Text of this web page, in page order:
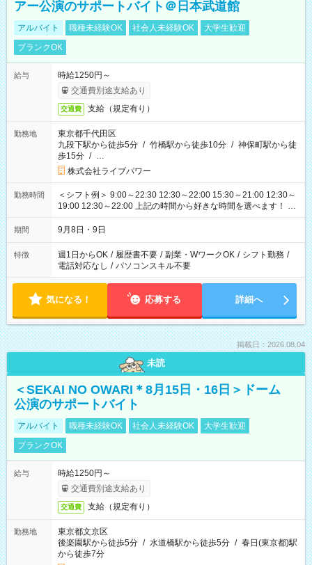
アー公演のサポートバイト＠日本武道館
アルバイト 職種未経験OK 社会人未経験OK
大学生歓迎
ブランクOK
給与
時給1250円～
交通費別途支給あり
交通費 支給（規定有り）
勤務地
東京都千代田区
九段下駅から徒歩5分 / 竹橋駅から徒歩10分 / 神保町駅から徒
歩15分 / …
株式会社ライブパワー
勤務時間
＜シフト例＞ 9:00～22:30 12:30～22:00 15:30～21:00 12:30～
19:00 12:30～22:00 上記の時間から好きな時間を選べます！ ※
時間は変更となる可能性があります
期間 9月8日・9日
特徴 週1日からOK / 履歴書不要 / 副業・WワークOK / シフト勤務 /
電話対応なし / パソコンスキル不要
気になる！ 応募する 詳細へ
掲載日：2026.08.04
未読
＜SEKAI NO OWARI＊8月15日・16日＞ドーム
公演のサポートバイト
アルバイト 職種未経験OK 社会人未経験OK
大学生歓迎
ブランクOK
給与
時給1250円～
交通費別途支給あり
交通費 支給（規定有り）
勤務地
東京都文京区
後楽園駅から徒歩5分 / 水道橋駅から徒歩5分 / 春日(東京都)駅
から徒歩7分